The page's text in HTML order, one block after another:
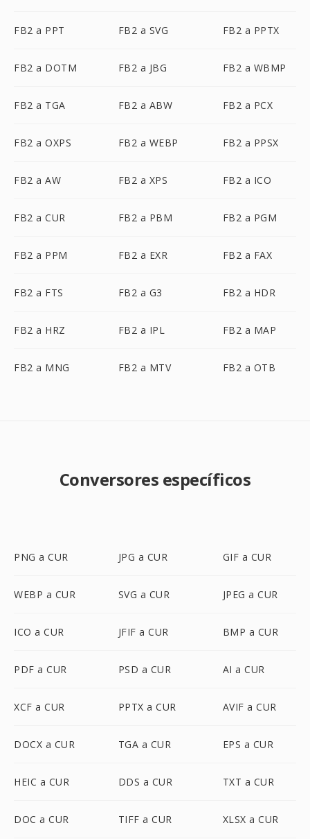
FB2 a PPT FB2 a SVG FB2 a PPTX
FB2 a DOTM FB2 a JBG FB2 a WBMP
FB2 a TGA FB2 a ABW FB2 a PCX
FB2 a OXPS FB2 a WEBP FB2 a PPSX
FB2 a AW FB2 a XPS FB2 a ICO
FB2 a CUR FB2 a PBM FB2 a PGM
FB2 a PPM FB2 a EXR FB2 a FAX
FB2 a FTS FB2 a G3 FB2 a HDR
FB2 a HRZ FB2 a IPL FB2 a MAP
FB2 a MNG FB2 a MTV FB2 a OTB
Conversores específicos
PNG a CUR JPG a CUR GIF a CUR
WEBP a CUR SVG a CUR JPEG a CUR
ICO a CUR JFIF a CUR BMP a CUR
PDF a CUR PSD a CUR AI a CUR
XCF a CUR PPTX a CUR AVIF a CUR
DOCX a CUR TGA a CUR EPS a CUR
HEIC a CUR DDS a CUR TXT a CUR
DOC a CUR TIFF a CUR XLSX a CUR